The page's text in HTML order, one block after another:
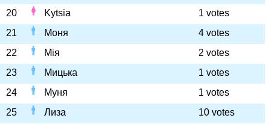
20
Kytsia
1 votes
21
Моня
4 votes
22
Мія
2 votes
23
Мицька
1 votes
24
Муня
1 votes
25
Лиза
10 votes